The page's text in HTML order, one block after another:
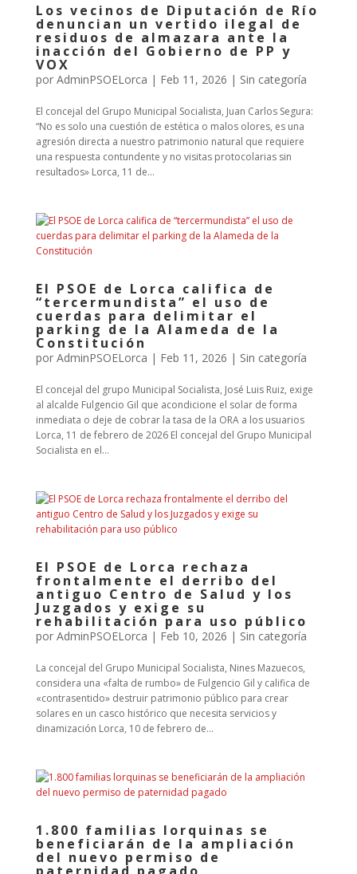
Los vecinos de Diputación de Río
denuncian un vertido ilegal de
residuos de almazara ante la
inacción del Gobierno de PP y
VOX
por AdminPSOELorca | Feb 11, 2026 | Sin categoría
El concejal del Grupo Municipal Socialista, Juan Carlos Segura:
“No es solo una cuestión de estética o malos olores, es una
agresión directa a nuestro patrimonio natural que requiere
una respuesta contundente y no visitas protocolarias sin
resultados» Lorca, 11 de...
El PSOE de Lorca califica de
“tercermundista” el uso de
cuerdas para delimitar el
parking de la Alameda de la
Constitución
por AdminPSOELorca | Feb 11, 2026 | Sin categoría
El concejal del grupo Municipal Socialista, José Luis Ruiz, exige
al alcalde Fulgencio Gil que acondicione el solar de forma
inmediata o deje de cobrar la tasa de la ORA a los usuarios
Lorca, 11 de febrero de 2026 El concejal del Grupo Municipal
Socialista en el...
El PSOE de Lorca rechaza
frontalmente el derribo del
antiguo Centro de Salud y los
Juzgados y exige su
rehabilitación para uso público
por AdminPSOELorca | Feb 10, 2026 | Sin categoría
La concejal del Grupo Municipal Socialista, Nines Mazuecos,
considera una «falta de rumbo» de Fulgencio Gil y califica de
«contrasentido» destruir patrimonio público para crear
solares en un casco histórico que necesita servicios y
dinamización Lorca, 10 de febrero de...
1.800 familias lorquinas se
beneficiarán de la ampliación
del nuevo permiso de